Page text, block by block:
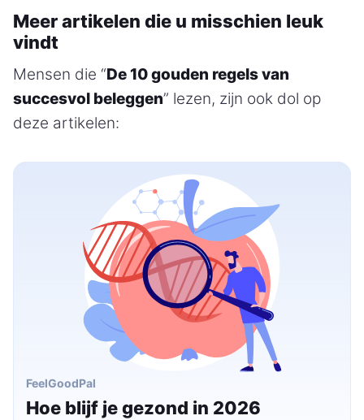
Meer artikelen die u misschien leuk
vindt
Mensen die “De 10 gouden regels van
succesvol beleggen” lezen, zijn ook dol op
deze artikelen:
FeelGoodPal
Hoe blijf je gezond in 2026